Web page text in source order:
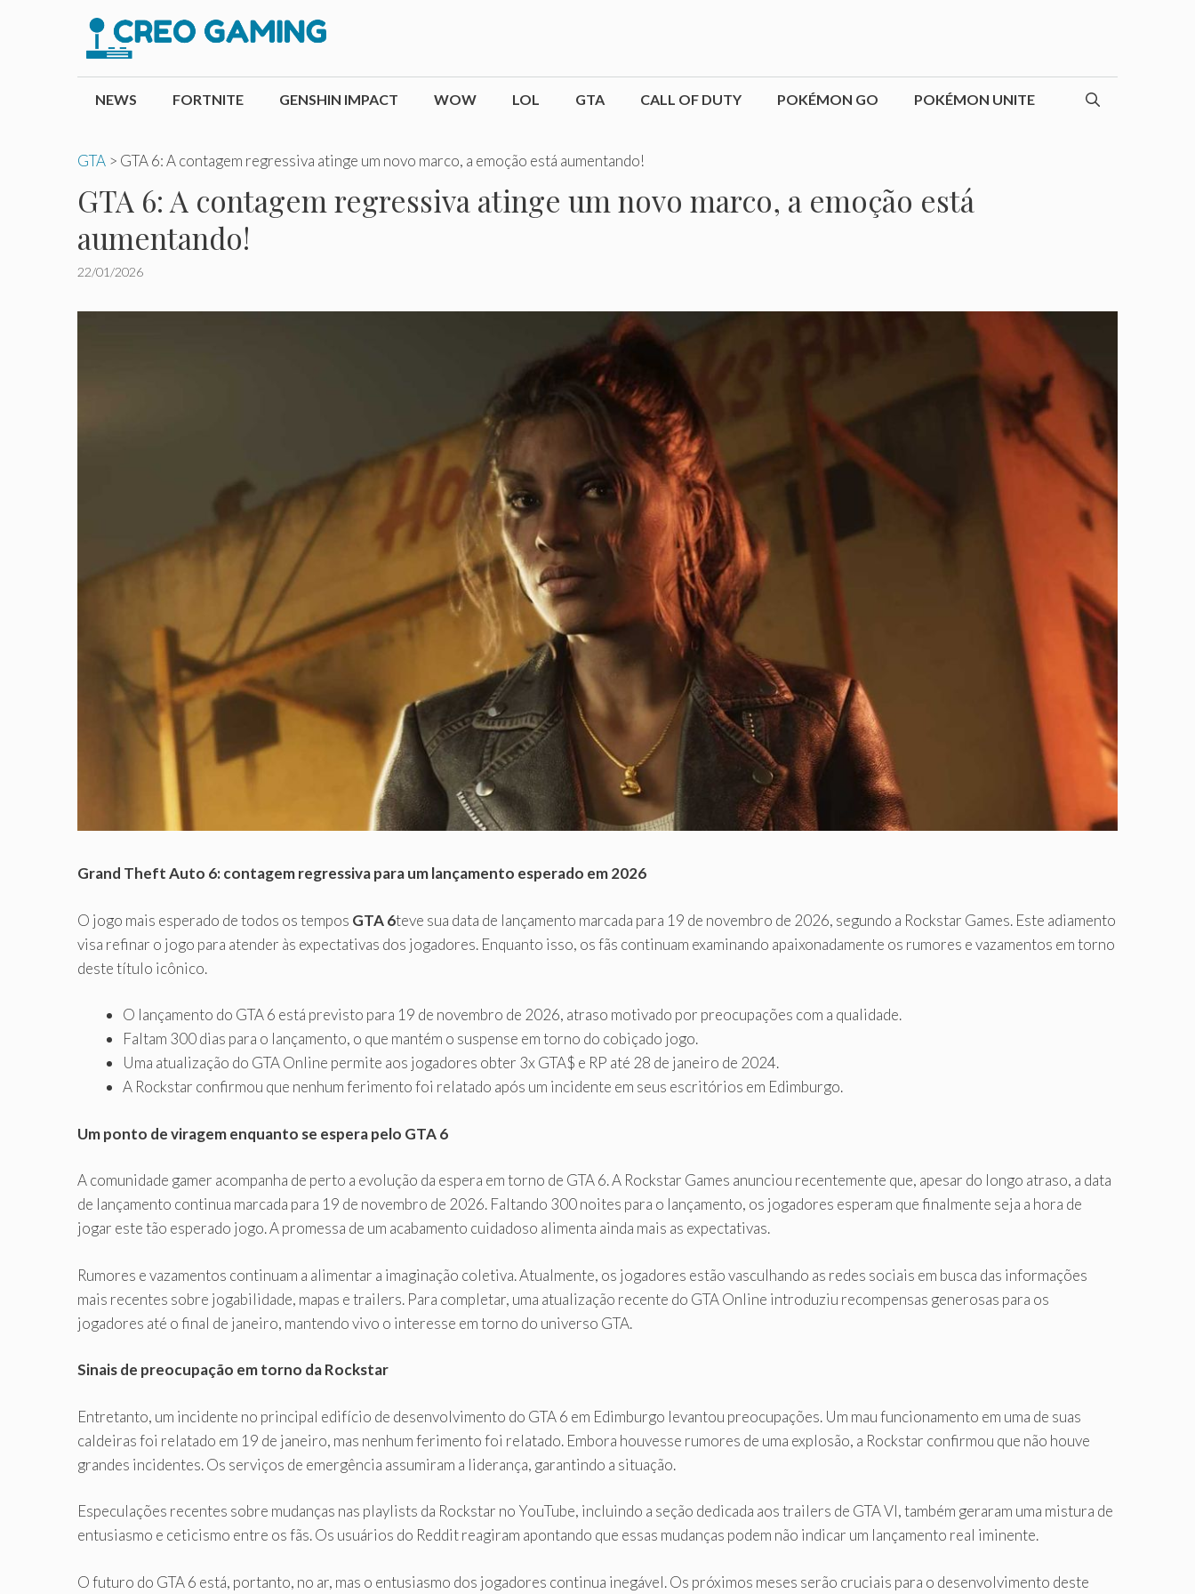
conteúdo
NEWS FORTNITE GENSHIN IMPACT WOW LOL GTA CALL OF DUTY POKÉMON GO POKÉMON UNITE
GTA > GTA 6: A contagem regressiva atinge um novo marco, a emoção está aumentando!
GTA 6: A contagem regressiva atinge um novo marco, a emoção está
aumentando!
22/01/2026
Grand Theft Auto 6: contagem regressiva para um lançamento esperado em 2026
O jogo mais esperado de todos os tempos GTA 6teve sua data de lançamento marcada para 19 de novembro de 2026, segundo a Rockstar Games. Este adiamento
visa refinar o jogo para atender às expectativas dos jogadores. Enquanto isso, os fãs continuam examinando apaixonadamente os rumores e vazamentos em torno
deste título icônico.
O lançamento do GTA 6 está previsto para 19 de novembro de 2026, atraso motivado por preocupações com a qualidade.
Faltam 300 dias para o lançamento, o que mantém o suspense em torno do cobiçado jogo.
Uma atualização do GTA Online permite aos jogadores obter 3x GTA$ e RP até 28 de janeiro de 2024.
A Rockstar confirmou que nenhum ferimento foi relatado após um incidente em seus escritórios em Edimburgo.
Um ponto de viragem enquanto se espera pelo GTA 6
A comunidade gamer acompanha de perto a evolução da espera em torno de GTA 6. A Rockstar Games anunciou recentemente que, apesar do longo atraso, a data
de lançamento continua marcada para 19 de novembro de 2026. Faltando 300 noites para o lançamento, os jogadores esperam que finalmente seja a hora de
jogar este tão esperado jogo. A promessa de um acabamento cuidadoso alimenta ainda mais as expectativas.
Rumores e vazamentos continuam a alimentar a imaginação coletiva. Atualmente, os jogadores estão vasculhando as redes sociais em busca das informações
mais recentes sobre jogabilidade, mapas e trailers. Para completar, uma atualização recente do GTA Online introduziu recompensas generosas para os
jogadores até o final de janeiro, mantendo vivo o interesse em torno do universo GTA.
Sinais de preocupação em torno da Rockstar
Entretanto, um incidente no principal edifício de desenvolvimento do GTA 6 em Edimburgo levantou preocupações. Um mau funcionamento em uma de suas
caldeiras foi relatado em 19 de janeiro, mas nenhum ferimento foi relatado. Embora houvesse rumores de uma explosão, a Rockstar confirmou que não houve
grandes incidentes. Os serviços de emergência assumiram a liderança, garantindo a situação.
Especulações recentes sobre mudanças nas playlists da Rockstar no YouTube, incluindo a seção dedicada aos trailers de GTA VI, também geraram uma mistura de
entusiasmo e ceticismo entre os fãs. Os usuários do Reddit reagiram apontando que essas mudanças podem não indicar um lançamento real iminente.
O futuro do GTA 6 está, portanto, no ar, mas o entusiasmo dos jogadores continua inegável. Os próximos meses serão cruciais para o desenvolvimento deste